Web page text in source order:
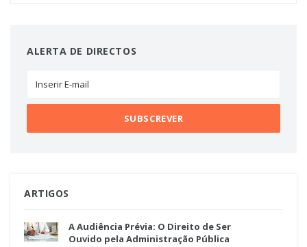
ALERTA DE DIRECTOS
ARTIGOS
A Audiência Prévia: O Direito de Ser
Ouvido pela Administração Pública